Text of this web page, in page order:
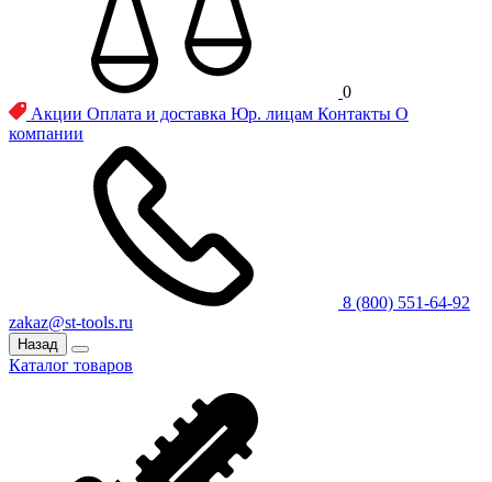
0
Акции Оплата и доставка Юр. лицам Контакты О
компании
8 (800) 551-64-92
zakaz@st-tools.ru
Назад
Каталог товаров